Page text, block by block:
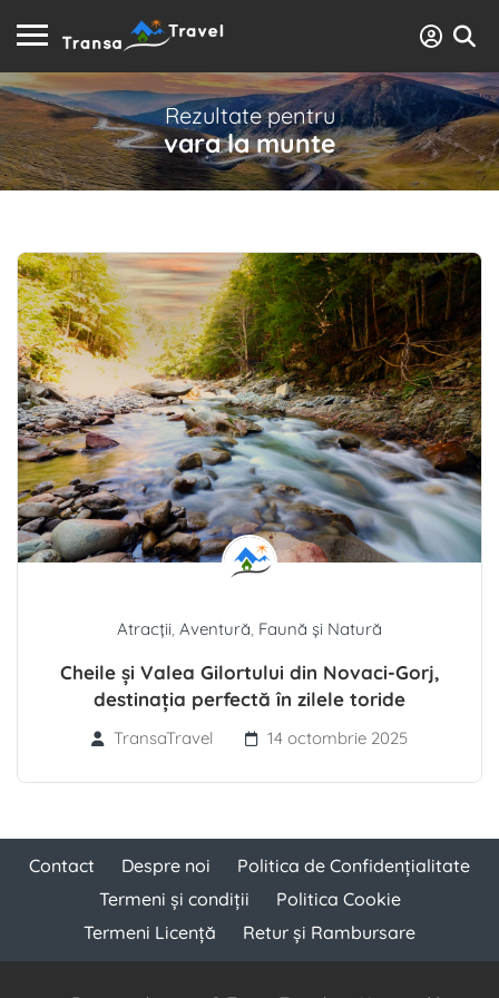
Rezultate pentru
vara la munte
Atracții Aventură Faună și Natură
Cheile și Valea Gilortului din Novaci-Gorj,
destinația perfectă în zilele toride
TransaTravel 14 octombrie 2025
Contact Despre noi
Politica de Confidențialitate
Termeni și condiții
Politica Cookie
Termeni Licență
Retur și Rambursare